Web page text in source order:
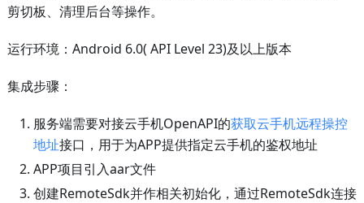
剪切板、清理后台等操作。
运行环境：Android 6.0( API Level 23)及以上版本
集成步骤：
服务端需要对接云手机OpenAPI的获取云手机远程操控
地址接口，用于为APP提供指定云手机的鉴权地址
APP项目引入aar文件
创建RemoteSdk并作相关初始化，通过RemoteSdk连接